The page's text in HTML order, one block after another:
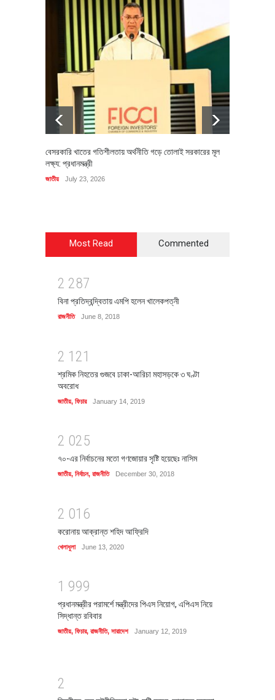
বেসরকারি খাতের গতিশীলতায় অর্থনীতি গড়ে তোলাই সরকারের মূল
লক্ষ্য: প্রধানমন্ত্রী
জাতীয় July 23, 2026
Most Read Commented
2 287
বিনা প্রতিদ্বন্দ্বিতায় এমপি হলেন খালেকপত্নী
রাজনীতি June 8, 2018
2 1 21
শ্রমিক নিহতের গুজবে ঢাকা-আরিচা মহাসড়কে ৩ ঘণ্টা
অবরোধ
জাতীয়, ফিচার January 14, 2019
2 025
৭০-এর নির্বাচনের মতো গণজোয়ার সৃষ্টি হয়েছেঃ নাসিম
জাতীয়, নির্বাচন, রাজনীতি December 30, 2018
2 01 6
করোনায় আক্রান্ত শহিদ আফ্রিদি
খেলাধুলা June 13, 2020
1 999
প্রধানমন্ত্রীর পরামর্শে মন্ত্রীদের পিএস নিয়োগ, এপিএস নিয়ে
সিদ্ধান্ত রবিবার
জাতীয়, ফিচার, রাজনীতি, সারাদেশ January 12, 2019
2